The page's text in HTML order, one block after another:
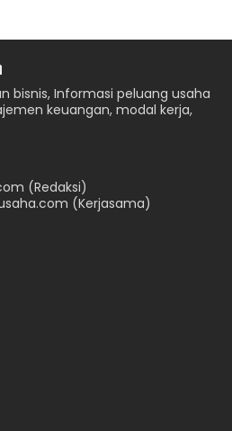
bisnis, Informasi peluang usaha
keuangan, modal kerja,
(Redaksi)
(Kerjasama)